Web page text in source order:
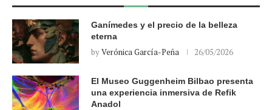
Ganímedes y el precio de la belleza
eterna
byVerónica García-Peña 26/05/2026
El Museo Guggenheim Bilbao presenta
una experiencia inmersiva de Refik
Anadol